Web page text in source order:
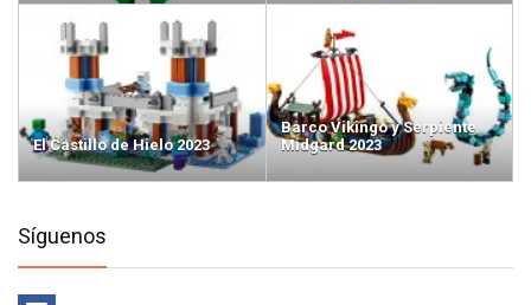
El Castillo de Hielo 2023
Barco Vikingo y Serpiente
Midgard 2023
Síguenos